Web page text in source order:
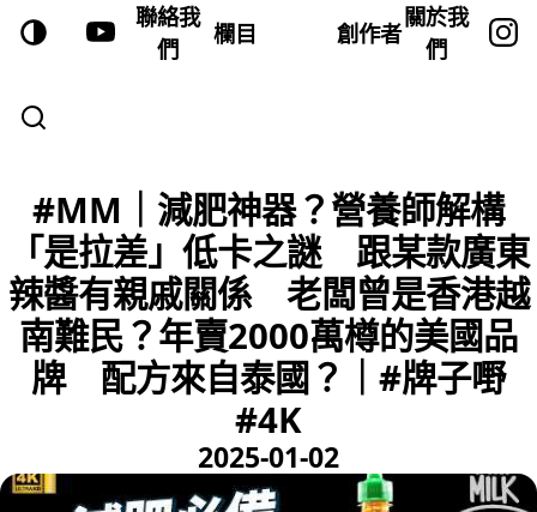
聯絡我
們
欄目 創作者
關於我
們
#MM｜減肥神器？營養師解構
「是拉差」低卡之謎 跟某款廣東
辣醬有親戚關係 老闆曾是香港越
南難民？年賣2000萬樽的美國品
牌 配方來自泰國？｜#牌子嘢
#4K
2025-01-02